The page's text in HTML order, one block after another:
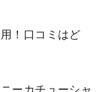
！口コミはど
ーカチューシャ